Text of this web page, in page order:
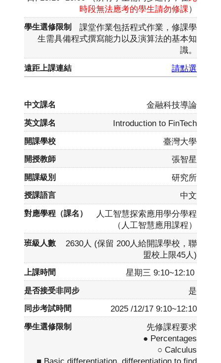
時段無法應考的學生請勿修課）
課堂作業包括程式作業，修課學
生需具備程式撰寫能力以及演算法的基本知
識。
請點選
金融科技導論
Introduction to FinTech
臺灣大學
張智星
研究所
中文
人工智慧探索應用學分學程
（人工智慧應用課程）
2630人 (保留 200人給開課學校，聯
盟校上限45人)
星期三 9:10~12:10
是
2025 /12/17 9:10~12:10
先修課程要求
● Percentages
○ Calculus